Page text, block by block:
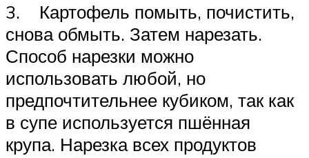
3. Картофель помыть, почистить,
снова обмыть. Затем нарезать.
Способ нарезки можно
использовать любой, но
предпочтительнее кубиком, так как
в супе используется пшённая
крупа. Нарезка всех продуктов